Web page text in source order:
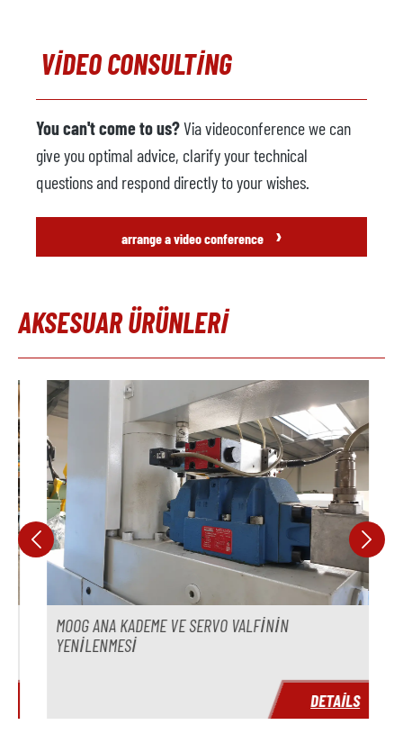
VIDEO CONSULTING
You can't come to us?Via videoconference we can
give you optimal advice, clarify your technical
questions and respond directly to your wishes.
arrange a video conference ›
AKSESUAR ÜRÜNLERI
MOOG ANA KADEME VE SERVO VALFININ
YENILENMESI
DETAILS